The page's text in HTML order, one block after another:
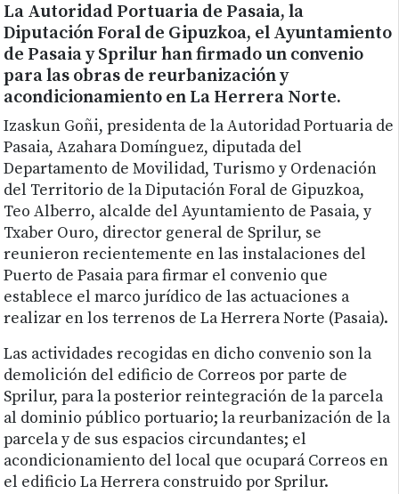
La Autoridad Portuaria de Pasaia, la
Diputación Foral de Gipuzkoa, el Ayuntamiento
de Pasaia y Sprilur han firmado un convenio
para las obras de reurbanización y
acondicionamiento en La Herrera Norte.
Izaskun Goñi, presidenta de la Autoridad Portuaria de
Pasaia, Azahara Domínguez, diputada del
Departamento de Movilidad, Turismo y Ordenación
del Territorio de la Diputación Foral de Gipuzkoa,
Teo Alberro, alcalde del Ayuntamiento de Pasaia, y
Txaber Ouro, director general de Sprilur, se
reunieron recientemente en las instalaciones del
Puerto de Pasaia para firmar el convenio que
establece el marco jurídico de las actuaciones a
realizar en los terrenos de La Herrera Norte (Pasaia).
Las actividades recogidas en dicho convenio son la
demolición del edificio de Correos por parte de
Sprilur, para la posterior reintegración de la parcela
al dominio público portuario; la reurbanización de la
parcela y de sus espacios circundantes; el
acondicionamiento del local que ocupará Correos en
el edificio La Herrera construido por Sprilur.